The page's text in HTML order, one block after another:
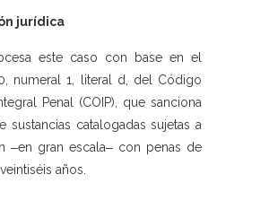
jurídica
este caso con base en el
numeral 1, literal d, del Código
Penal (COIP), que sanciona
sustancias catalogadas sujetas a
‒en gran escala‒ con penas de
años.